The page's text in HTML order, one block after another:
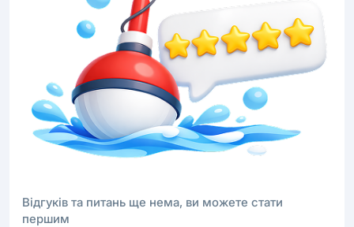
Відгуків та питань ще нема, ви можете стати
першим